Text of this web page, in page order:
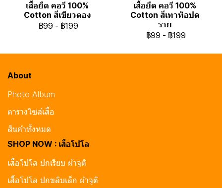
เสื้อยืด คอวี 100%
Cotton สีเขียวตอง
฿99 - ฿199
เสื้อยืด คอวี 100%
Cotton สีเทาท็อปด
ราย
฿99 - ฿199
About
Photo Album
ตารางไซส์เสื้อ
สินค้าทั้งหมด
SHOP NOW : เสื้อโปโล
เสื้อโปโล ปกเรียบ ผ้าจูติ
เสื้อโปโล ปกขลิบเล็ก ผ้าจูติ